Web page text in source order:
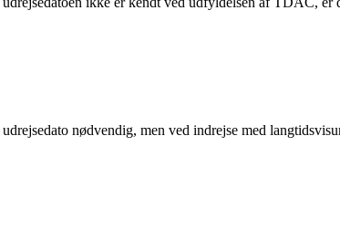
nødvendig, men ved indrejse med